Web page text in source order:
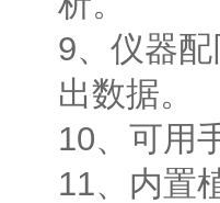
9、仪器
出数据。
10、可用
11、内置